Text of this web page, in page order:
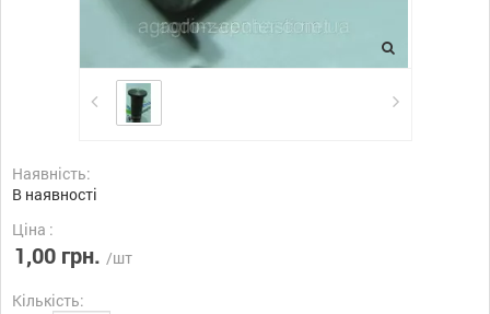
Наявність:
В наявності
Ціна :
1,00 грн. /шт
Кількість: